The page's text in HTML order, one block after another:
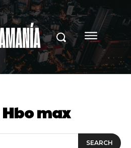
Hbo max
SEARCH